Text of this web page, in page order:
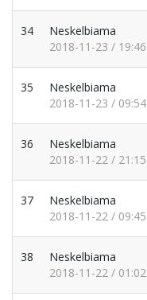
34
Neskelbiama
2018-11-23 / 19:46
35
Neskelbiama
2018-11-23 / 09:54
36
Neskelbiama
2018-11-22 / 21:15
37
Neskelbiama
2018-11-22 / 09:45
38
Neskelbiama
2018-11-22 / 01:02